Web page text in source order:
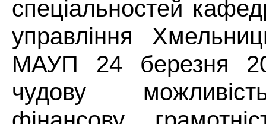
спеціальностей
управління
МАУП 24 березня
чудову